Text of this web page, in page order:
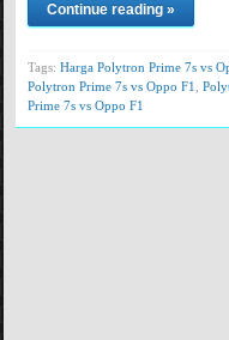
Continue reading »
Tags: Harga Polytron Prime 7s vs
Polytron Prime 7s vs Oppo F1
Prime 7s vs Oppo F1